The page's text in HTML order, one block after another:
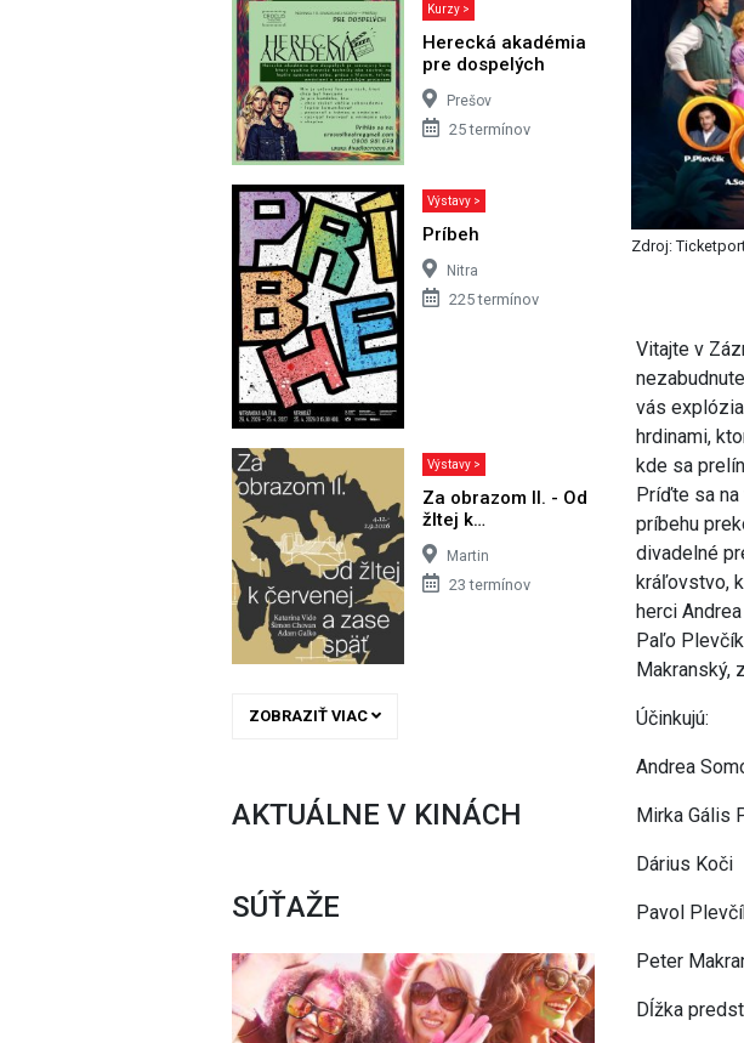
Kurzy >
Herecká akadémia
pre dospelých
Prešov
25 termínov
Výstavy >
Príbeh
Nitra
225 termínov
Výstavy >
Za obrazom II. - Od
žltej k…
Martin
23 termínov
ZOBRAZIŤ VIAC
AKTUÁLNE V KINÁCH
SÚŤAŽE
Zdroj:
Vitajte v
vás
hrdinami,
kde sa
Príďte sa
príbehu
divadelné
kráľovstvo,
herci
Paľo
Makranský,
Účinkujú:
Andrea
Mirka Gális
Dárius Koči
Pavol
Peter
Dĺžka